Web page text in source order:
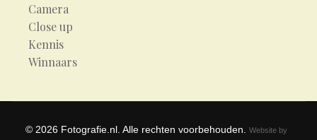
Camera
Close up
Kennis
Winnaars
© 2026 Fotografie.nl. Alle rechten voorbehouden. Website by